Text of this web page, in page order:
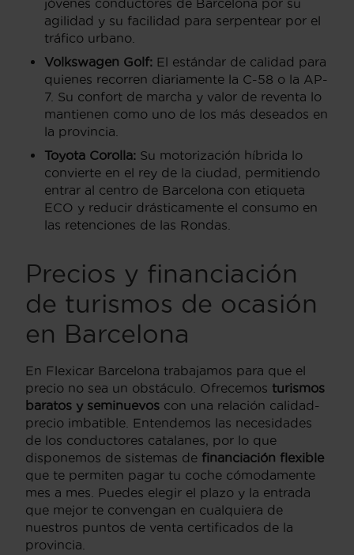
agilidad y su facilidad para serpentear por el
tráfico urbano.
Volkswagen Golf: El estándar de calidad para
quienes recorren diariamente la C-58 o la AP-
7. Su confort de marcha y valor de reventa lo
mantienen como uno de los más deseados en
la provincia.
Toyota Corolla: Su motorización híbrida lo
convierte en el rey de la ciudad, permitiendo
entrar al centro de Barcelona con etiqueta
ECO y reducir drásticamente el consumo en
las retenciones de las Rondas.
Precios y financiación
de turismos de ocasión
en Barcelona
En Flexicar Barcelona trabajamos para que el
precio no sea un obstáculo. Ofrecemos turismos
baratos y seminuevos con una relación calidad-
precio imbatible. Entendemos las necesidades
de los conductores catalanes, por lo que
disponemos de sistemas de financiación flexible
que te permiten pagar tu coche cómodamente
mes a mes. Puedes elegir el plazo y la entrada
que mejor te convengan en cualquiera de
nuestros puntos de venta certificados de la
provincia.